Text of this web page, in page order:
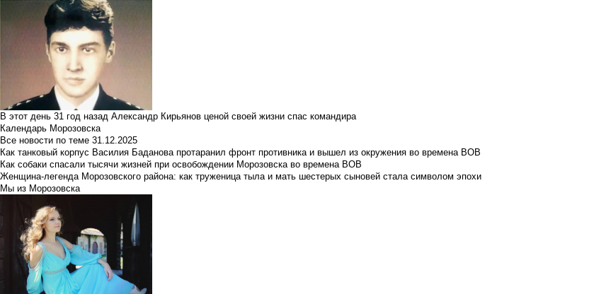
В этот день 31 год назад Александр Кирьянов ценой своей жизни спас командира
Календарь Морозовска
Все новости по теме 31.12.2025
Как танковый корпус Василия Баданова протаранил фронт противника и вышел из окружения во времена ВОВ
Как собаки спасали тысячи жизней при освобождении Морозовска во времена ВОВ
Женщина-легенда Морозовского района: как труженица тыла и мать шестерых сыновей стала символом эпохи
Мы из Морозовска